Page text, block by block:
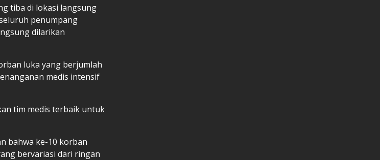
tiba di lokasi langsung
penumpang
dilarikan
luka yang berjumlah
medis intensif
tim medis terbaik untuk
bahwa ke-10 korban
bervariasi dari ringan